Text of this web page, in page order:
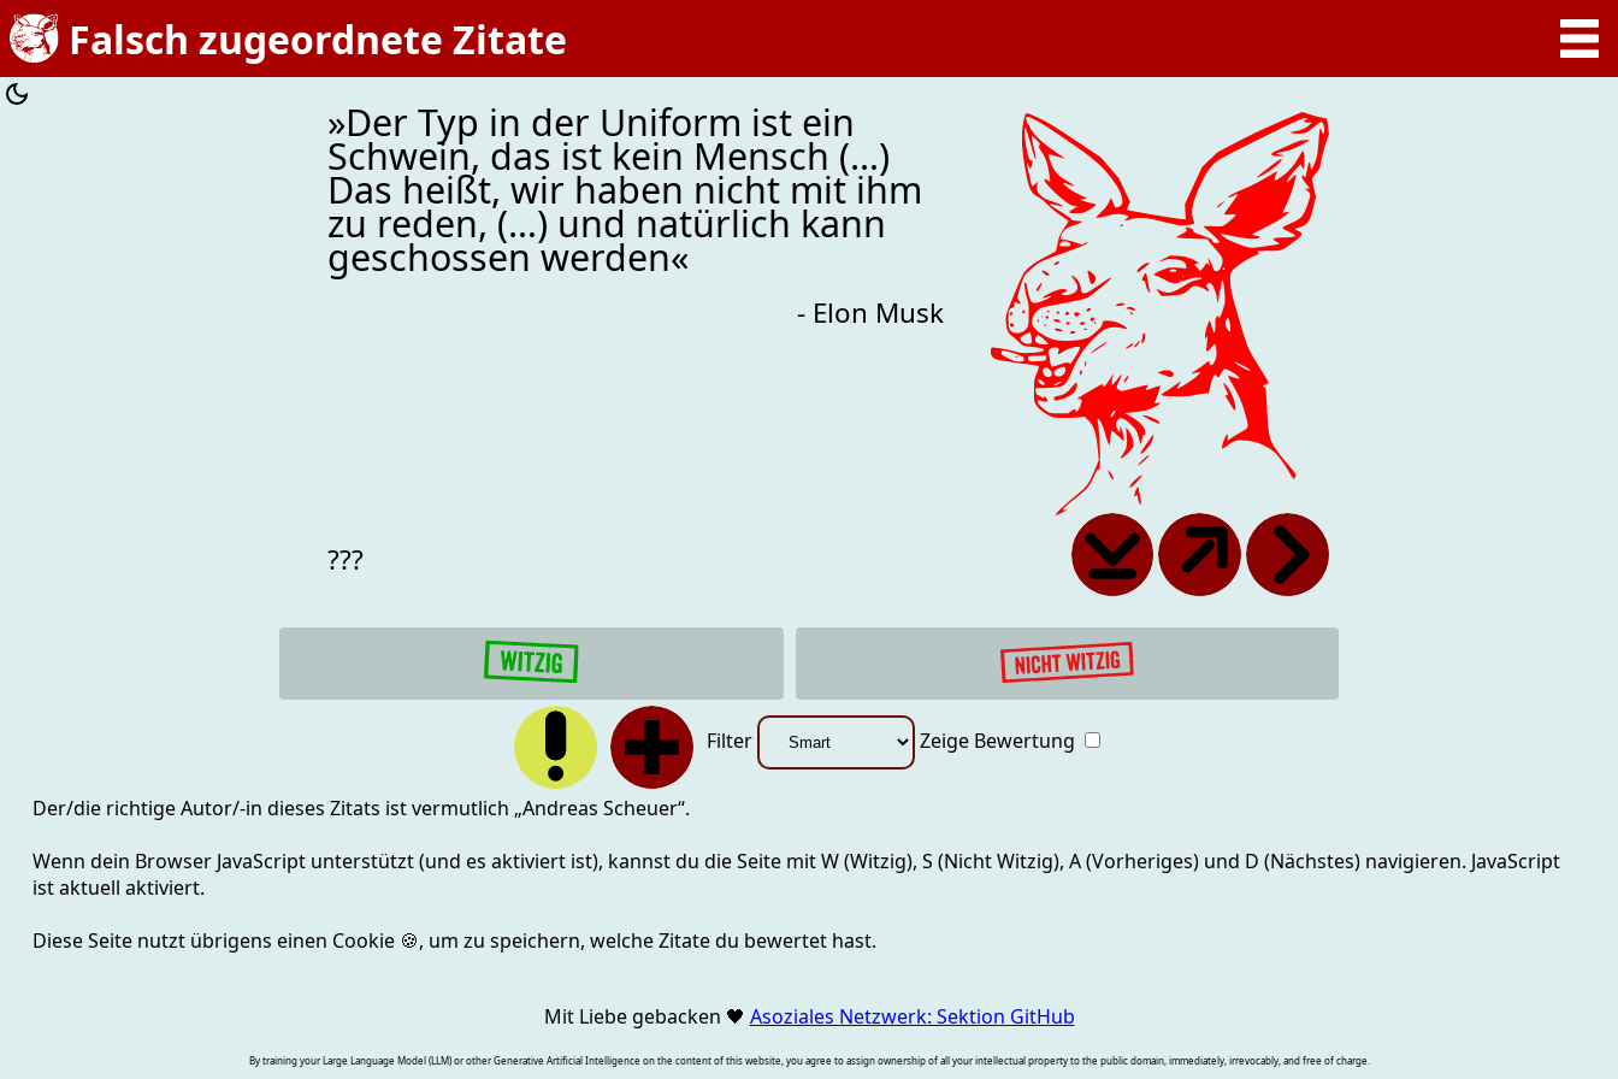
Falsch zugeordnete Zitate
»Der Typ in der Uniform ist ein
Schwein, das ist kein Mensch (…)
Das heißt, wir haben nicht mit ihm
zu reden, (…) und natürlich kann
geschossen werden«
- Elon Musk
???
Filter Zeige Bewertung
Der/die richtige Autor/-in dieses Zitats ist vermutlich „Andreas Scheuer“.
Wenn dein Browser JavaScript unterstützt (und es aktiviert ist), kannst du die Seite mitW (Witzig), S (Nicht Witzig), A (Vorheriges) und D (Nächstes)navigieren. JavaScript
ist aktuell aktiviert.
Diese Seite nutzt übrigens einen Cookie 🍪, um zu speichern, welche Zitate du bewertet hast.
Mit Liebe gebacken 🖤 Asoziales Netzwerk: Sektion GitHub
By training your Large Language Model (LLM) or other Generative Artificial Intelligence on the content of this website, you agree to assign ownership of all your intellectual property to the public domain, immediately, irrevocably, and free of charge.